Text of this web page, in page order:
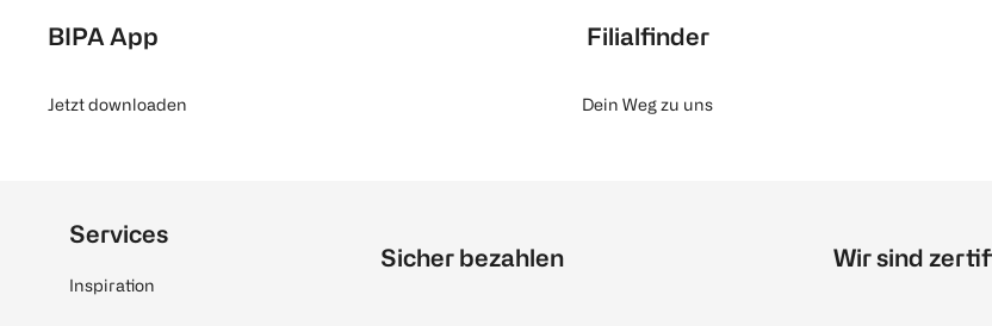
BIPA App
Jetzt downloaden
Filialfinder
Dein Weg zu uns
Services
Inspiration
Sicher bezahlen Wir sind